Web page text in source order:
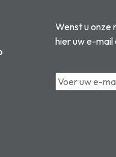
Wenst u onze
hier uw e-mail